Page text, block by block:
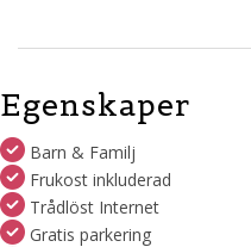
Egenskaper
Barn & Familj
Frukost inkluderad
Trådlöst Internet
Gratis parkering